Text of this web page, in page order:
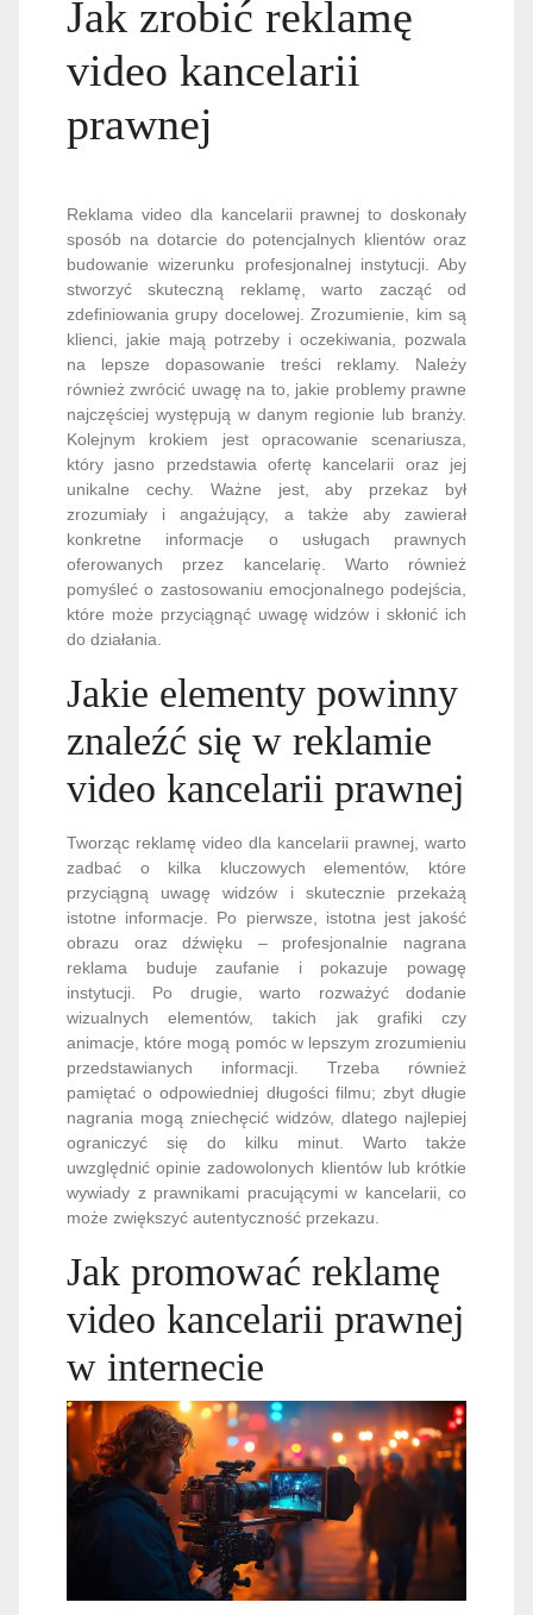
Jak zrobić reklamę
video kancelarii
prawnej
Reklama video dla kancelarii prawnej to doskonały
sposób na dotarcie do potencjalnych klientów oraz
budowanie wizerunku profesjonalnej instytucji. Aby
stworzyć skuteczną reklamę, warto zacząć od
zdefiniowania grupy docelowej. Zrozumienie, kim są
klienci, jakie mają potrzeby i oczekiwania, pozwala
na lepsze dopasowanie treści reklamy. Należy
również zwrócić uwagę na to, jakie problemy prawne
najczęściej występują w danym regionie lub branży.
Kolejnym krokiem jest opracowanie scenariusza,
który jasno przedstawia ofertę kancelarii oraz jej
unikalne cechy. Ważne jest, aby przekaz był
zrozumiały i angażujący, a także aby zawierał
konkretne informacje o usługach prawnych
oferowanych przez kancelarię. Warto również
pomyśleć o zastosowaniu emocjonalnego podejścia,
które może przyciągnąć uwagę widzów i skłonić ich
do działania.
Jakie elementy powinny
znaleźć się w reklamie
video kancelarii prawnej
Tworząc reklamę video dla kancelarii prawnej, warto
zadbać o kilka kluczowych elementów, które
przyciągną uwagę widzów i skutecznie przekażą
istotne informacje. Po pierwsze, istotna jest jakość
obrazu oraz dźwięku – profesjonalnie nagrana
reklama buduje zaufanie i pokazuje powagę
instytucji. Po drugie, warto rozważyć dodanie
wizualnych elementów, takich jak grafiki czy
animacje, które mogą pomóc w lepszym zrozumieniu
przedstawianych informacji. Trzeba również
pamiętać o odpowiedniej długości filmu; zbyt długie
nagrania mogą zniechęcić widzów, dlatego najlepiej
ograniczyć się do kilku minut. Warto także
uwzględnić opinie zadowolonych klientów lub krótkie
wywiady z prawnikami pracującymi w kancelarii, co
może zwiększyć autentyczność przekazu.
Jak promować reklamę
video kancelarii prawnej
w internecie